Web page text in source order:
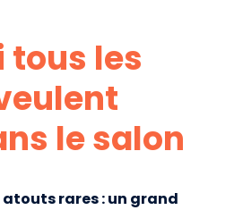
tous les
le salon
atouts rares : un grand